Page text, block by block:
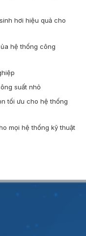
hơi hiệu quả cho
hệ thống công
suất nhỏ
tối ưu cho hệ thống
mọi hệ thống kỹ thuật